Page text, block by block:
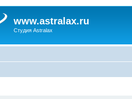
www.astralax.ru
Студия Astralax